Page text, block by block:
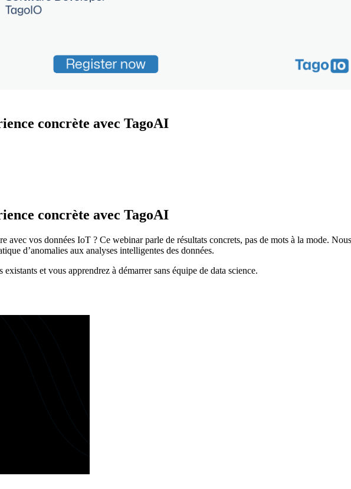
concrète avec TagoAI
concrète avec TagoAI
avec vos données IoT ? Ce webinar parle de résultats concrets, pas de mots à la mode.
d’anomalies aux analyses intelligentes des données.
et vous apprendrez à démarrer sans équipe de data science.